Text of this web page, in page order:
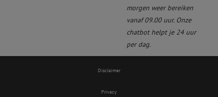
morgen weer bereiken
vanaf 09.00 uur. Onze
chatbot helpt je 24 uur
per dag.
Disclaimer
Privacy